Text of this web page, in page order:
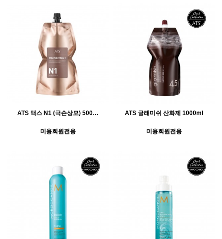
ATS 맥스 N1 (극손상모) 500…
미용회원전용
ATS 글래미쉬 산화제 1000ml
미용회원전용